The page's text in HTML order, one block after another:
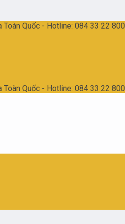
Quốc - Hotline: 084 33 22 800
Quốc - Hotline: 084 33 22 800